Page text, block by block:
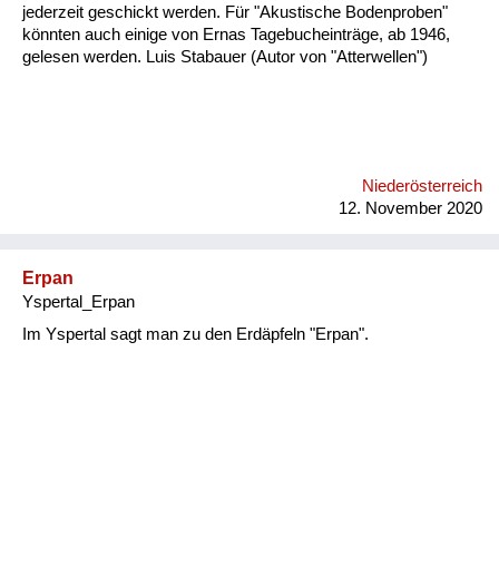
jederzeit geschickt werden. Für "Akustische Bodenproben"
könnten auch einige von Ernas Tagebucheinträge, ab 1946,
gelesen werden. Luis Stabauer (Autor von "Atterwellen")
Niederösterreich
12. November 2020
Erpan
Yspertal_Erpan
Im Yspertal sagt man zu den Erdäpfeln "Erpan".